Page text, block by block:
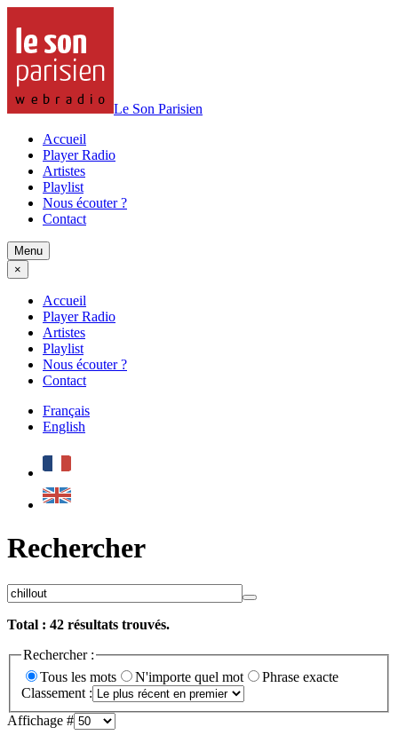
Le Son Parisien
Accueil
Player Radio
Artistes
Playlist
Nous écouter ?
Contact
Menu
×
Accueil
Player Radio
Artistes
Playlist
Nous écouter ?
Contact
Français
English
Rechercher
Total : 42 résultats trouvés.
Rechercher :
Tous les mots
N'importe quel mot
Phrase exacte
Classement :
Affichage #